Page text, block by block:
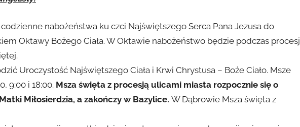
codzienne nabożeństwa ku czci Najświętszego Serca Pana Jezusa do
Oktawy Bożego Ciała. W Oktawie nabożeństwo będzie podczas procesji
Uroczystość Najświętszego Ciała i Krwi Chrystusa – Boże Ciało. Msze
9:00 i 18:00.
Msza święta z procesją ulicami miasta rozpocznie się o
Miłosierdzia, a zakończy w Bazylice.
W Dąbrowie Msza święta z